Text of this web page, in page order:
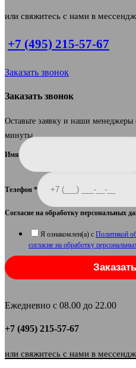
или свяжитесь с нами в
+7 (495) 215-57-67
Заказать звонок
Заказать звонок
Оставьте заявку и наши
минуты.
Имя
Телефон *
Согласие на обработку персональных
Я ознакомлен(а) с Политикой
согласие на обработку
Ежедневно с 08.00 до 22.00
+7 (495) 215-57-67
или свяжитесь с нами в